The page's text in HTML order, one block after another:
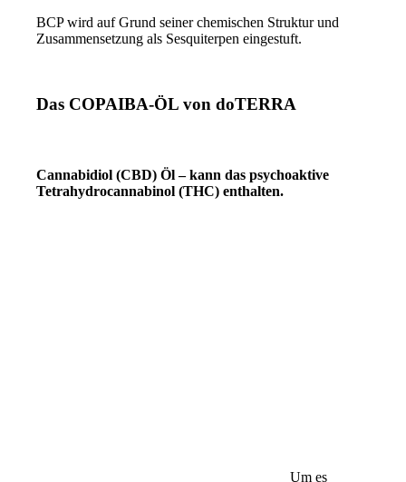
BCP wird auf Grund seiner chemischen Struktur und
Zusammensetzung als Sesquiterpen eingestuft.
Das COPAIBA-ÖL von doTERRA
Cannabidiol (CBD) Öl – kann das psychoaktive
Tetrahydrocannabinol (THC) enthalten.
Um es